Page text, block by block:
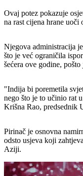
Ovaj potez pokazuje
na rast cijena hrane uoči
Njegova administracija
što je već ograničila
šećera ove godine,
"Indija bi poremetila
nego što je to učinio rat
Krišna Rao, predsednik
Pirinač je osnovna
odsto usjeva koji
Aziji.